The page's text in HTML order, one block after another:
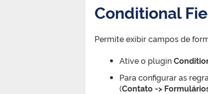
Conditional
Permite exibir campos de
Ative o plugin
Para configurar as
(Contato ->